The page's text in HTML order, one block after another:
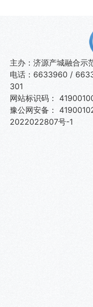
主办：济源产城融合示
电话：6633960 /
301
网站标识码：
豫公网安备：
2022022807号-1